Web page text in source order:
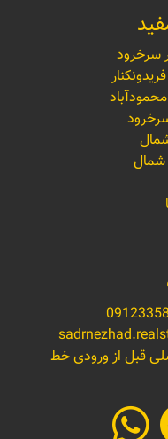
سرخرود
شمال
قبل از ورودی خط